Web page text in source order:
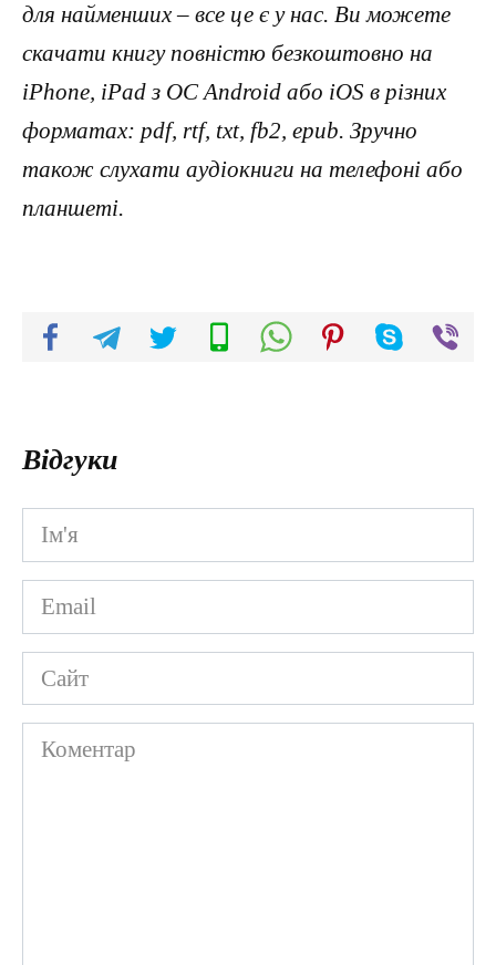
для найменших – все це є у нас. Ви можете
скачати книгу повністю безкоштовно на
iPhone, iPad з ОС Android або iOS в різних
форматах: pdf, rtf, txt, fb2, epub. Зручно
також слухати аудіокниги на телефоні або
планшеті.
Відгуки
Ім'я
*
Email
*
Сайт
Коментар